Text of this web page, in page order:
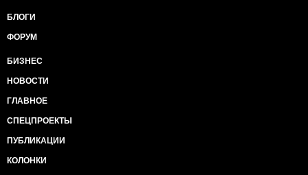
БЛОГИ
ФОРУМ
БИЗНЕС
НОВОСТИ
ГЛАВНОЕ
СПЕЦПРОЕКТЫ
ПУБЛИКАЦИИ
КОЛОНКИ